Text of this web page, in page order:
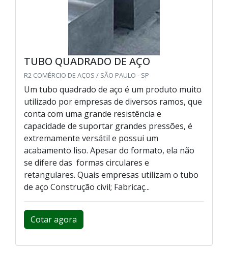
TUBO QUADRADO DE AÇO
R2 COMÉRCIO DE AÇOS / SÃO PAULO - SP
Um tubo quadrado de aço é um produto muito
utilizado por empresas de diversos ramos, que
conta com uma grande resistência e
capacidade de suportar grandes pressões, é
extremamente versátil e possui um
acabamento liso. Apesar do formato, ela não
se difere das formas circulares e
retangulares. Quais empresas utilizam o tubo
de aço Construção civil; Fabricaç...
Cotar agora